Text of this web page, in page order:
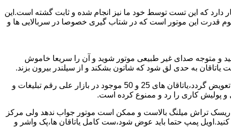
اویل پمپ های نو حدود سی درصد افت فشار دارد که این تست توسط خود ما نیز انجام شده و ثابت گشته است.این
قدرت این موتور است که در شتاب گیری خصوصا در سربالایی ها و
و متوجه صدای غیر طبیعی موتور شوید و آن را سریعا خاموش
به حدی لق شود که شاتون بشکند و از سیلندر بیرون بزند.
بابت تعمیر این موتور ها باید برخی نکات را در نظر داشته باشید.میلنگ این موتور چنانچه تمایل داشته باشید موتور استاندارد تعمیر شود،باید تعویض گردد،یاتاقان های 25 و 50 موجود در بازار علی رقم تبلیغات و
کرد ریسک تراش میلنگ بالاست و ممکن است موتور جواب ندهد ولی مرکز
کنید.اویل پمپ حتما باید عوض شود،ست کامل یاتاقان ها،پک واشر و